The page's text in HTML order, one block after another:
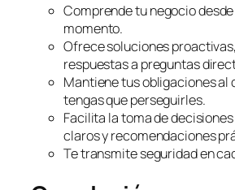
Comprende tu negocio
momento.
Ofrece soluciones
respuestas a preguntas
Mantiene tus obligaciones al
tengas que perseguirles.
Facilita la toma de
claros y recomendaciones
Te transmite seguridad en